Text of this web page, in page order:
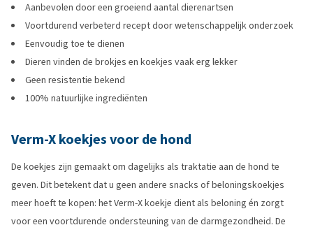
Aanbevolen door een groeiend aantal dierenartsen
Voortdurend verbeterd recept door wetenschappelijk onderzoek
Eenvoudig toe te dienen
Dieren vinden de brokjes en koekjes vaak erg lekker
Geen resistentie bekend
100% natuurlijke ingrediënten
Verm-X koekjes voor de hond
De koekjes zijn gemaakt om dagelijks als traktatie aan de hond te
geven. Dit betekent dat u geen andere snacks of beloningskoekjes
meer hoeft te kopen: het Verm-X koekje dient als beloning én zorgt
voor een voortdurende ondersteuning van de darmgezondheid. De